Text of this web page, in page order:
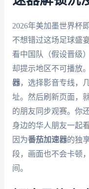
2026年美加墨世界杯
不想错过这场足球盛
看中国队（假设晋级
却提示地区不可播放
器，选择影音专线，
址。然后刷新页面，
的朋友同步观赛。你
身边的华人朋友一起
因为番茄加速器的独
段，画面也不会卡顿
间。